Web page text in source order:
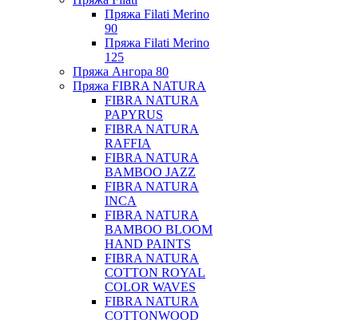
Пряжа Filati Merino
90
Пряжа Filati Merino
125
Пряжа Ангора 80
Пряжа FIBRA NATURA
FIBRA NATURA
PAPYRUS
FIBRA NATURA
RAFFIA
FIBRA NATURA
BAMBOO JAZZ
FIBRA NATURA
INCA
FIBRA NATURA
BAMBOO BLOOM
HAND PAINTS
FIBRA NATURA
COTTON ROYAL
COLOR WAVES
FIBRA NATURA
COTTONWOOD